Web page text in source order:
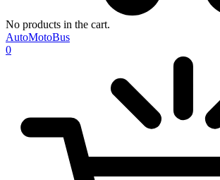
No products in the cart.
AutoMotoBus
0